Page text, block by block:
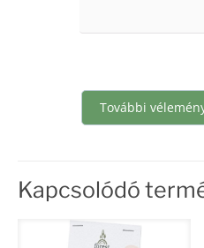
További
Kapcsolódó